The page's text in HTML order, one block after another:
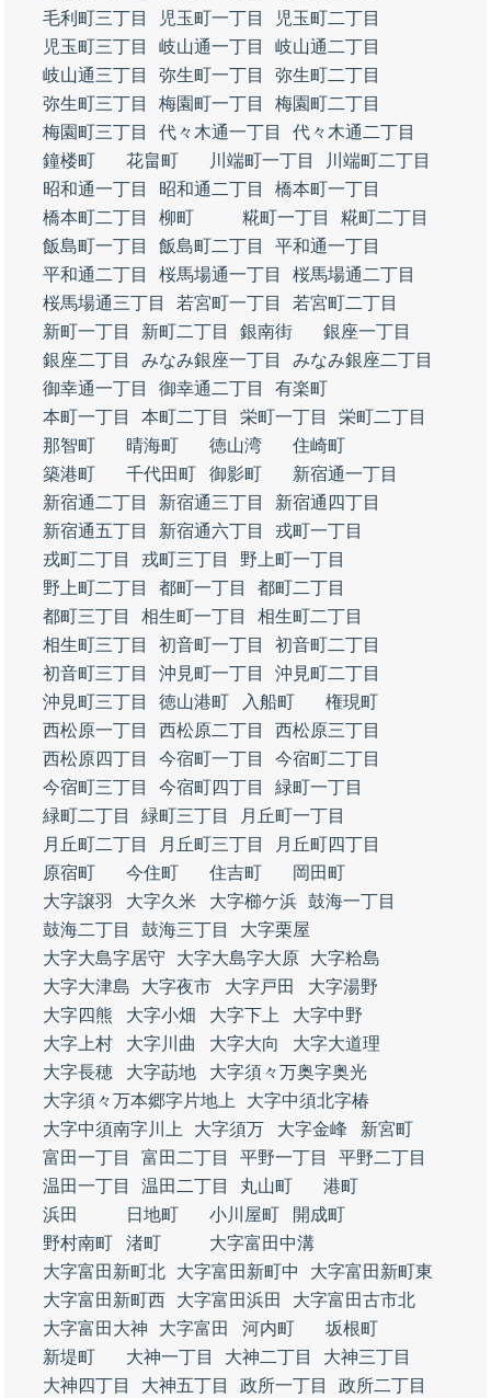
毛利町三丁目
児玉町一丁目
児玉町二丁目
児玉町三丁目
岐山通一丁目
岐山通二丁目
岐山通三丁目
弥生町一丁目
弥生町二丁目
弥生町三丁目
梅園町一丁目
梅園町二丁目
梅園町三丁目
代々木通一丁目
代々木通二丁目
鐘楼町
花畠町 川端町一丁目
川端町二丁目
昭和通一丁目
昭和通二丁目
橋本町一丁目
橋本町二丁目
柳町 糀町一丁目
糀町二丁目
飯島町一丁目
飯島町二丁目
平和通一丁目
平和通二丁目
桜馬場通一丁目
桜馬場通二丁目
桜馬場通三丁目
若宮町一丁目
若宮町二丁目
新町一丁目
新町二丁目 銀南街
銀座一丁目
銀座二丁目
みなみ銀座一丁目
みなみ銀座二丁目
御幸通一丁目
御幸通二丁目
有楽町
本町一丁目
本町二丁目 栄町一丁目
栄町二丁目
那智町
晴海町 徳山湾
住崎町
築港町
千代田町 御影町
新宿通一丁目
新宿通二丁目
新宿通三丁目
新宿通四丁目
新宿通五丁目
新宿通六丁目
戎町一丁目
戎町二丁目
戎町三丁目
野上町一丁目
野上町二丁目
都町一丁目
都町二丁目
都町三丁目
相生町一丁目
相生町二丁目
相生町三丁目
初音町一丁目
初音町二丁目
初音町三丁目
沖見町一丁目
沖見町二丁目
沖見町三丁目
徳山港町 入船町
権現町
西松原一丁目
西松原二丁目
西松原三丁目
西松原四丁目
今宿町一丁目
今宿町二丁目
今宿町三丁目
今宿町四丁目
緑町一丁目
緑町二丁目
緑町三丁目
月丘町一丁目
月丘町二丁目
月丘町三丁目
月丘町四丁目
原宿町
今住町 住吉町
岡田町
大字譲羽
大字久米 大字櫛ケ浜 鼓海一丁目
鼓海二丁目
鼓海三丁目
大字栗屋
大字大島字居守
大字大島字大原
大字粭島
大字大津島
大字夜市 大字戸田
大字湯野
大字四熊
大字小畑 大字下上
大字中野
大字上村
大字川曲 大字大向
大字大道理
大字長穂
大字莇地
大字須々万奥字奥光
大字須々万本郷字片地上
大字中須北字椿
大字中須南字川上
大字須万 大字金峰
新宮町
富田一丁目
富田二丁目 平野一丁目
平野二丁目
温田一丁目
温田二丁目 丸山町
港町
浜田
日地町 小川屋町
開成町
野村南町
渚町
大字富田中溝
大字富田新町北
大字富田新町中
大字富田新町東
大字富田新町西
大字富田浜田
大字富田古市北
大字富田大神
大字富田 河内町
坂根町
新堤町
大神一丁目 大神二丁目
大神三丁目
大神四丁目
大神五丁目 政所一丁目
政所二丁目